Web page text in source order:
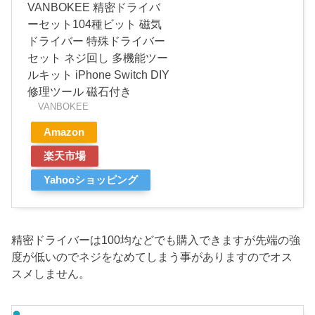
VANBOKEE 精密ドライバ
ーセット104種ビット 磁気
ドライバー 特殊ドライバー
セット ネジ回し 多機能ツー
ルキット iPhone Switch DIY
修理ツール 磁石付き
VANBOKEE
Amazon
楽天市場
Yahooショッピング
精密ドライバーは100均などでも購入できますが先端の強
度が低いのでネジをなめてしまう事がありますのでオス
スメしません。